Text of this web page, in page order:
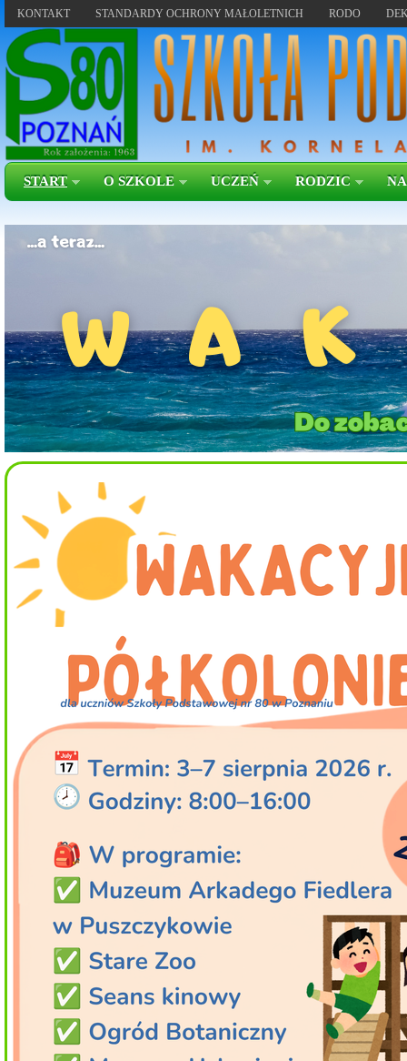
KONTAKT STANDARDY OCHRONY MAŁOLETNICH RODO
START O SZKOLE UCZEŃ RODZIC